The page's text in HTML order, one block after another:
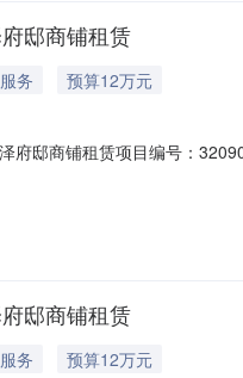
邸商铺租赁
服务
预算12万元
府邸商铺租赁项目编号：
邸商铺租赁项目位置盐城市
邸商铺租赁
服务
预算12万元